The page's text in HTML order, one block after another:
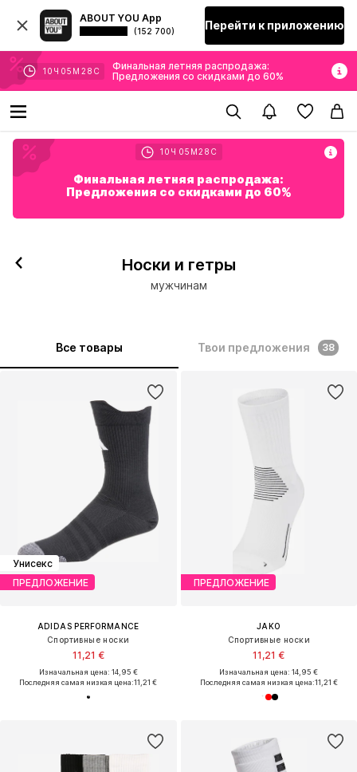
ABOUT YOU App
(152 700) Перейти к приложению
10 Ч 05 М 26 С
Финальная летняя распродажа:
Предложения со скидками до 60%
10 Ч 05 М26 С
Финальная летняя распродажа:
Предложения со скидками до 60%
Носки и гетры
мужчинам
Все товары Твои предложения 38
Унисекс
ПРЕДЛОЖЕНИЕ
ADIDAS PERFORMANCE
Спортивные носки
11,21 €
Изначальная цена: 14,95 €
Последняя самая низкая цена:11,21 €
ПРЕДЛОЖЕНИЕ
JAKO
Спортивные носки
11,21 €
Изначальная цена: 14,95 €
Последняя самая низкая цена:11,21 €